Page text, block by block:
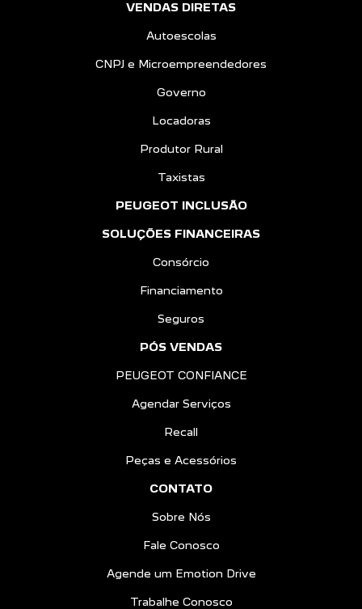
VENDAS DIRETAS
Autoescolas
CNPJ e Microempreendedores
Governo
Locadoras
Produtor Rural
Taxistas
PEUGEOT INCLUSÃO
SOLUÇÕES FINANCEIRAS
Consórcio
Financiamento
Seguros
PÓS VENDAS
PEUGEOT CONFIANCE
Agendar Serviços
Recall
Peças e Acessórios
CONTATO
Sobre Nós
Fale Conosco
Agende um Emotion Drive
Trabalhe Conosco